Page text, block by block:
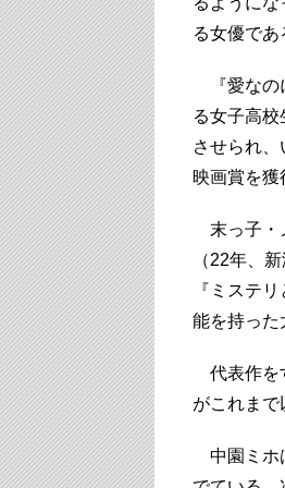
る女優であ
『愛なの
る女子高
させられ
映画賞を獲
末っ子・
（22年、
『ミステ
能を持った
代表作を
がこれま
中園ミホ